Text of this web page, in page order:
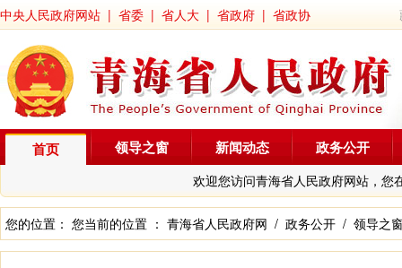
中央人民政府网站 | 省委 | 省人大 | 省政府 | 省政协
首页
欢迎您访问青海省人民政府网站，您
领导之窗 新闻动态 政务公开
您的位置： 您当前的位置 ： 青海省人民政府网 / 政务公开 / 领导之